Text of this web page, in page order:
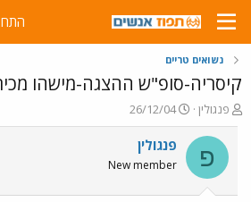
נשואים טריים
קיסריה-סופ"ש ההצגה-מישהו
פ
ו
ת
ח
ה
פנגולין
פ
ו
ר
ם
26/12/04
פ פנגולין
New member